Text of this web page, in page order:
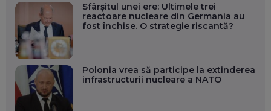
Sfârșitul unei ere: Ultimele trei
reactoare nucleare din Germania au
fost închise. O strategie riscantă?
Polonia vrea să participe la extinderea
infrastructurii nucleare a NATO